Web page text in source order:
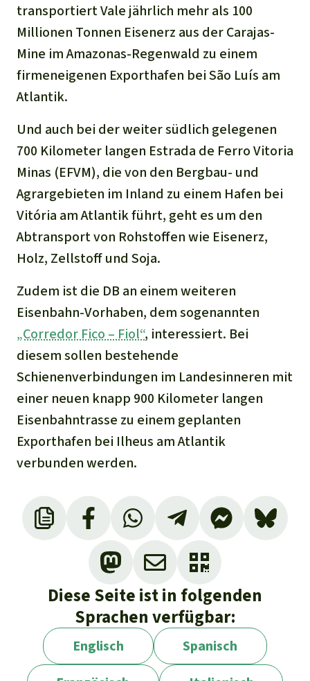
transportiert Vale jährlich mehr als 100
Millionen Tonnen Eisenerz aus der Carajas-
Mine im Amazonas-Regenwald zu einem
firmeneigenen Exporthafen bei São Luís am
Atlantik.
Und auch bei der weiter südlich gelegenen
700 Kilometer langen Estrada de Ferro Vitoria
Minas (EFVM), die von den Bergbau- und
Agrargebieten im Inland zu einem Hafen bei
Vitória am Atlantik führt, geht es um den
Abtransport von Rohstoffen wie Eisenerz,
Holz, Zellstoff und Soja.
Zudem ist die DB an einem weiteren
Eisenbahn-Vorhaben, dem sogenannten
„Corredor Fico – Fiol“, interessiert. Bei
diesem sollen bestehende
Schienenverbindungen im Landesinneren mit
einer neuen knapp 900 Kilometer langen
Eisenbahntrasse zu einem geplanten
Exporthafen bei Ilheus am Atlantik
verbunden werden.
DB E.C.O. Group, 2021. Klimaneutralität für
Eisenerz -Transportrouten in Brasilien:
https://db-engineering-
consulting.com/de/aktuelles/klimaneutralita
et-fuer-eisenerz-transportrouten-in-
DB, 14.2.2023. FICO – FIOL y GPM. Corredores
férreos multimodales en Brasil con el know-
Diese Seite ist in folgenden
Sprachen verfügbar:
Englisch
Spanisch